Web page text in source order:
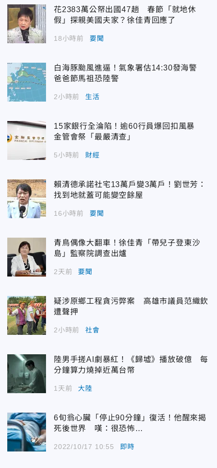
花2383萬公帑出國47趟 春節「就地休
假」探親美國夫家？徐佳青回應了
18小時前 要聞
白海豚颱風進逼！氣象署估14:30發海警
爸爸節馬祖恐陸警
2小時前 生活
15家銀行全淪陷！逾60行員爆回扣風暴
金管會祭「最嚴清查」
5小時前 財經
賴清德承諾社宅13萬戶變3萬戶！劉世芳：
找到地就蓋可能變空餘屋
16小時前 要聞
青鳥偶像大翻車！徐佳青「帶兒子登東沙
島」監察院調查出爐
2天前 要聞
疑涉原鄉工程貪污弊案 高雄市議員范織欽
遭聲押
2小時前 社會
陸男手搓AI劇暴紅！《歸墟》播放破億 每
分鐘算力燒掉近萬台幣
1天前 大陸
6旬翁心臟「停止90分鐘」復活！他醒來揭
死後世界 嘆：很恐怖…
2022/10/17 10:55 即時